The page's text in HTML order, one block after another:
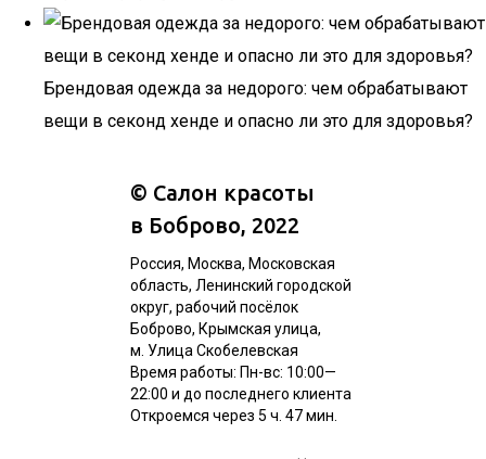
Брендовая одежда за недорого: чем обрабатывают
вещи в секонд хенде и опасно ли это для здоровья?
© Салон красоты
в Боброво, 2022
Россия, Москва, Московская
область, Ленинский городской
округ, рабочий посёлок
Боброво, Крымская улица,
м. Улица Скобелевская
Время работы: Пн-вс: 10:00—
22:00 и до последнего клиента
Откроемся через 5 ч. 47 мин.